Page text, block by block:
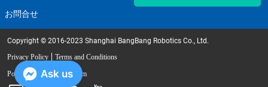
お問合せ
Copyright © 2016-2023 Shanghai BangBang Robotics Co., Ltd.
Privacy Policy
Terms and Conditions
Powered by iglobalwin.com
Ask us